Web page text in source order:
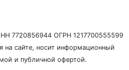
7720856944 ОГРН 1217700555599
на сайте, носит информационный
и публичной офертой.